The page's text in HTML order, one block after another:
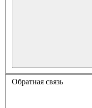
Обратная связь